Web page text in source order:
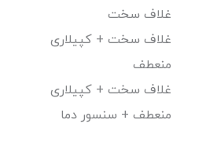
غلاف سخت
غلاف سخت + کپیلاری
منعطف
غلاف سخت + کپیلاری
منعطف + سنسور دما